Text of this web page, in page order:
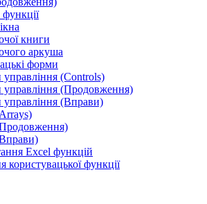
книги
аркуша
форми
(Controls)
управління (Продовження)
управління (Вправи)
Excel функцій
користувацької функції